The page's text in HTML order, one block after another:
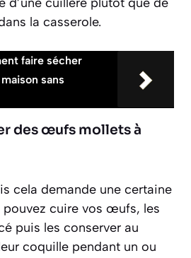
la casserole.
faire sécher
sans
des œufs mollets à
cela demande une certaine
pouvez cuire vos œufs, les
puis les conserver au
coquille pendant un ou